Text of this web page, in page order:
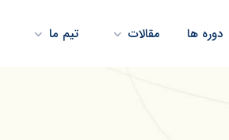
دوره ها مقالات تیم ما